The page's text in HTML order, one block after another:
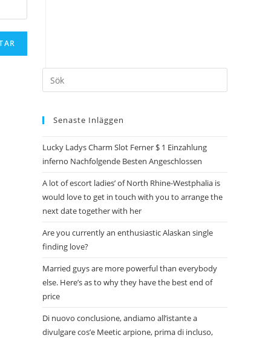
Senaste Inläggen
Lucky Ladys Charm Slot Ferner $ 1 Einzahlung
inferno Nachfolgende Besten Angeschlossen
A lot of escort ladies’ of North Rhine-Westphalia is
would love to get in touch with you to arrange the
next date together with her
Are you currently an enthusiastic Alaskan single
finding love?
Married guys are more powerful than everybody
else. Here’s as to why they have the best end of
price
Di nuovo conclusione, andiamo all’istante a
divulgare cos’e Meetic arpione, prima di incluso,